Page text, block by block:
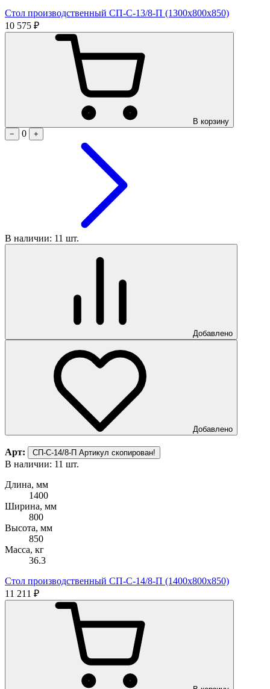
Стол производственный СП-С-13/8-П (1300х800х850)
10 575 ₽
В корзину
−
0 +
В наличии: 11 шт.
Добавлено
Добавлено
Арт: СП-С-14/8-П Артикул скопирован!
В наличии: 11 шт.
Длина, мм
1400
Ширина, мм
800
Высота, мм
850
Масса, кг
36.3
Стол производственный СП-С-14/8-П (1400х800х850)
11 211 ₽